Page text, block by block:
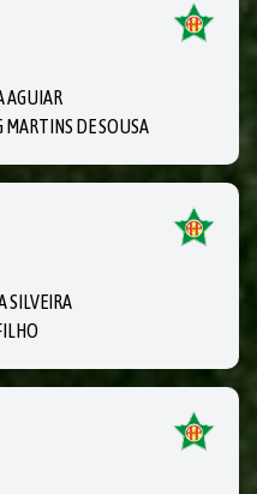
AGUIAR
DE SOUSA
SILVEIRA